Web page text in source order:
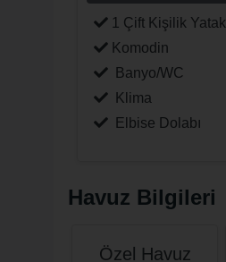
1 Çift Kişilik Yatak
Komodin
Banyo/WC
Klima
Elbise Dolabı
Havuz Bilgileri
Özel Havuz